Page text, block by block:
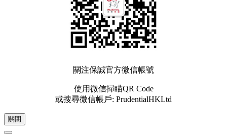
關注保誠官方微信帳號
使用微信掃瞄QR Code
或搜尋微信帳戶: PrudentialHKLtd
關閉